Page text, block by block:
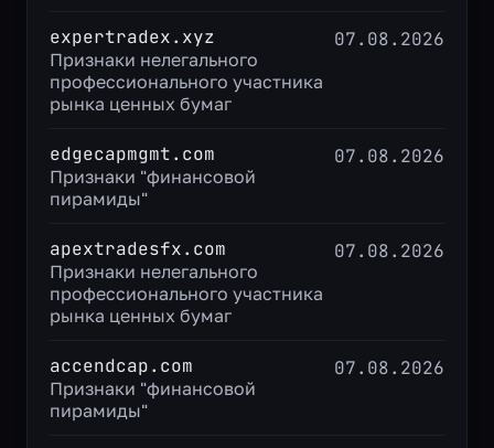
expertradex.xyz
Признаки нелегального
профессионального участника
рынка ценных бумаг
07.08.2026
edgecapmgmt.com
Признаки "финансовой
пирамиды"
07.08.2026
apextradesfx.com
Признаки нелегального
профессионального участника
рынка ценных бумаг
07.08.2026
accendcap.com
Признаки "финансовой
пирамиды"
07.08.2026